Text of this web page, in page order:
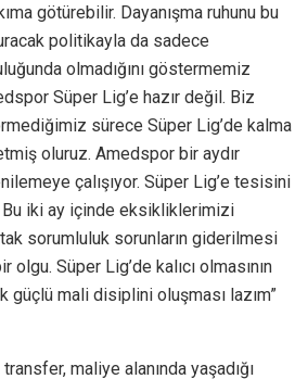
götürebilir. Dayanışma ruhunu bu
politikayla da sadece
olmadığını göstermemiz
Süper Lig’e hazır değil. Biz
sürece Süper Lig’de kalma
oluruz. Amedspor bir aydır
çalışıyor. Süper Lig’e tesisini
Bu iki ay içinde eksikliklerimizi
sorumluluk sorunların giderilmesi
olgu. Süper Lig’de kalıcı olmasının
güçlü mali disiplini oluşması lazım”
maliye alanında yaşadığı